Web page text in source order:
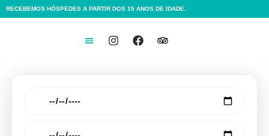
RECEBEMOS HÓSPEDES A PARTIR DOS 15 ANOS DE IDADE.